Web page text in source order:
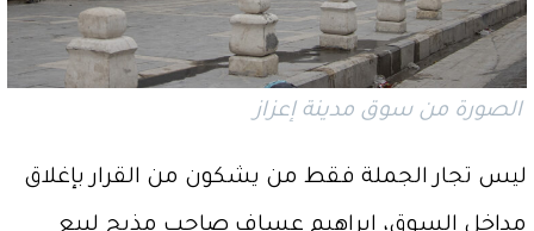
الصورة من سوق مدينة إعزاز
ليس تجار الجملة فقط من يشكون من القرار بإغلاق
مداخل السوق، ابراهيم عساف صاحب مذبح لبيع